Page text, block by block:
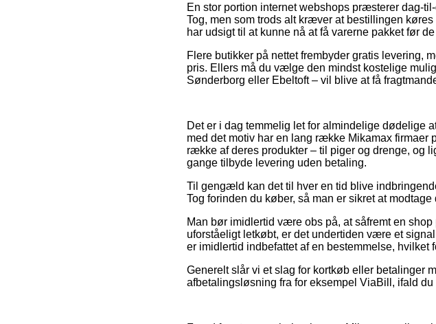
En stor portion internet webshops præsterer dag-
Tog, men som trods alt kræver at bestillingen
har udsigt til at kunne nå at få varerne pakket før
Flere butikker på nettet frembyder gratis levering,
pris. Ellers må du vælge den mindst kostelige
Sønderborg eller Ebeltoft – vil blive at få
Det er i dag temmelig let for almindelige dødelige
med det motiv har en lang række Mikamax firmaer
række af deres produkter – til piger og drenge, og
gange tilbyde levering uden betaling.
Til gengæld kan det til hver en tid blive
Tog forinden du køber, så man er sikret at modtage
Man bør imidlertid være obs på, at såfremt en
uforståeligt letkøbt, er det undertiden være et
er imidlertid indbefattet af en bestemmelse, hvilket
Generelt slår vi et slag for kortkøb eller betalinger
afbetalingsløsning fra for eksempel ViaBill, ifald